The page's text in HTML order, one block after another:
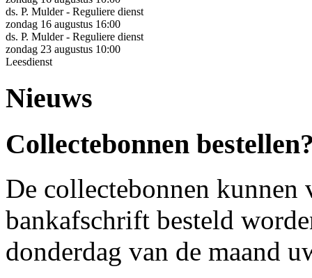
ds. P. Mulder - Reguliere dienst
zondag 16 augustus 16:00
ds. P. Mulder - Reguliere dienst
zondag 23 augustus 10:00
Leesdienst
Nieuws
Collectebonnen
De collectebonnen kunnen
bankafschrift besteld
donderdag van de maand